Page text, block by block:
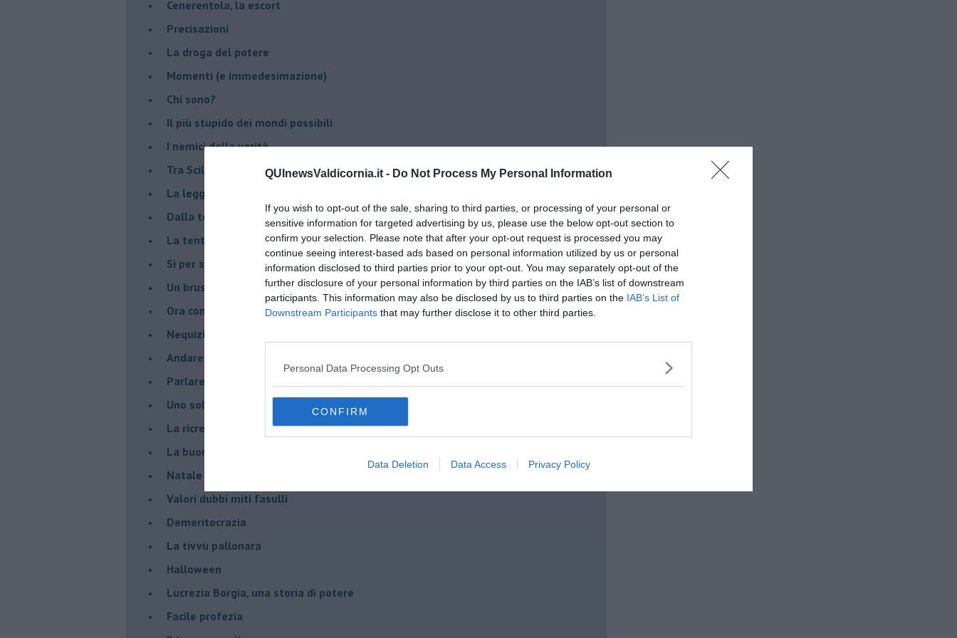
QUInewsValdicornia.it - Do Not Process My Personal Information
If you wish to opt-out of the sale, sharing to third parties, or processing of your personal or
sensitive information for targeted advertising by us, please use the below opt-out section to
confirm your selection. Please note that after your opt-out request is processed you may
continue seeing interest-based ads based on personal information utilized by us or personal
information disclosed to third parties prior to your opt-out. You may separately opt-out of the
further disclosure of your personal information by third parties on the IAB’s list of downstream
participants. This information may also be disclosed by us to third parties on the IAB’s List of
Downstream Participants that may further disclose it to other third parties.
Personal Data Processing Opt Outs
CONFIRM
Data Deletion Data Access Privacy Policy
Cenerentola, la escort
Precisazioni
La droga del potere
Momenti (e immedesimazione)
Chi sono?
Il più stupido dei mondi possibili
I nemici della verità
Tra Scilla e Cariddi
La legge del più forte
Dalla terra alla luna
La tentazione
​Sì per sempre? O no al momento?
Un brusco risveglio
Ora come allora
Nequizia
Andare oltre lo specchio
Parlare con la televisione
Uno solo al comando?
La ricreazione è finita
La buona notizia
Natale con l'elmetto
Valori dubbi miti fasulli
Demeritocrazia
La tivvù pallonara
Halloween
​Lucrezia Borgia, una storia di potere
Facile profezia